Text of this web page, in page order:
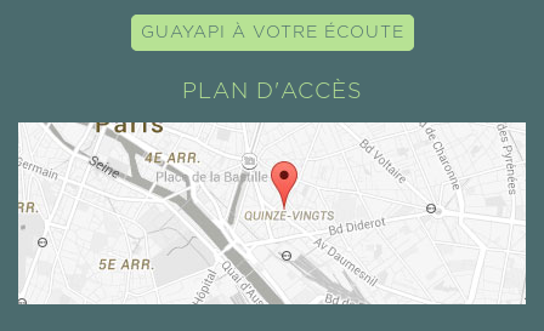
GUAYAPI À VOTRE ÉCOUTE
PLAN D'ACCÈS